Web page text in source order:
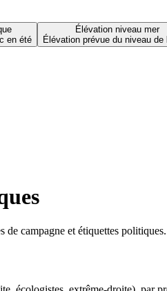
en été
Élévation niveau mer
Élévation prévue du niveau de
de campagne et étiquettes politiques.